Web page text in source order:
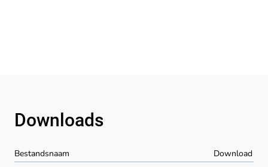
Bestandsnaam Download
Downloads